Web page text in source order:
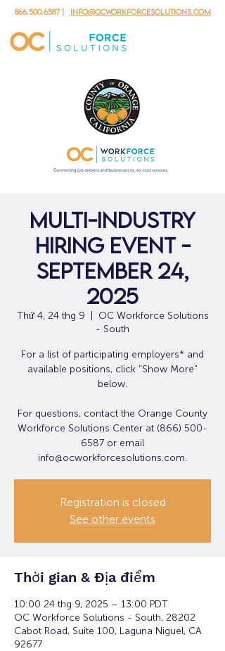
866.500.6587| info@ocworkforcesolutions.com
Multi-Industry
Hiring Event -
September 24,
2025
Thứ 4, 24 thg 9
OC Workforce Solutions
- South
For a list of participating employers* and
available positions, click "Show More"
below.
For questions, contact the Orange County
Workforce Solutions Center at (866) 500-
6587 or email
info@ocworkforcesolutions.com.
Registration is closed
See other events
Thời gian & Địa điểm
10:00 24 thg 9, 2025 – 13:00 PDT
OC Workforce Solutions - South, 28202
Cabot Road, Suite 100, Laguna Niguel, CA
92677